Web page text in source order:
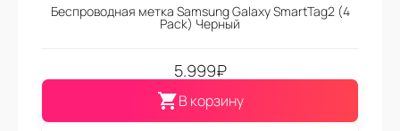
Беспроводная метка Samsung Galaxy SmartTag2 (4
Pack) Черный
5.999₽
В корзину